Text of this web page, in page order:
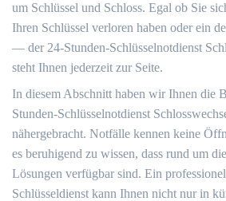
um Schlüssel und Schloss.​ Egal ob Sie
Ihren Schlüssel verloren haben oder ein
― der 24-Stunden-Schlüsselnotdienst
steht Ihnen jederzeit zur Seite.​
In diesem Abschnitt haben wir Ihnen die
Stunden-Schlüsselnotdienst
nähergebracht.​ Notfälle kennen keine
es beruhigend zu wissen, dass rund um
Lösungen verfügbar sind. Ein
Schlüsseldienst kann Ihnen nicht nur in